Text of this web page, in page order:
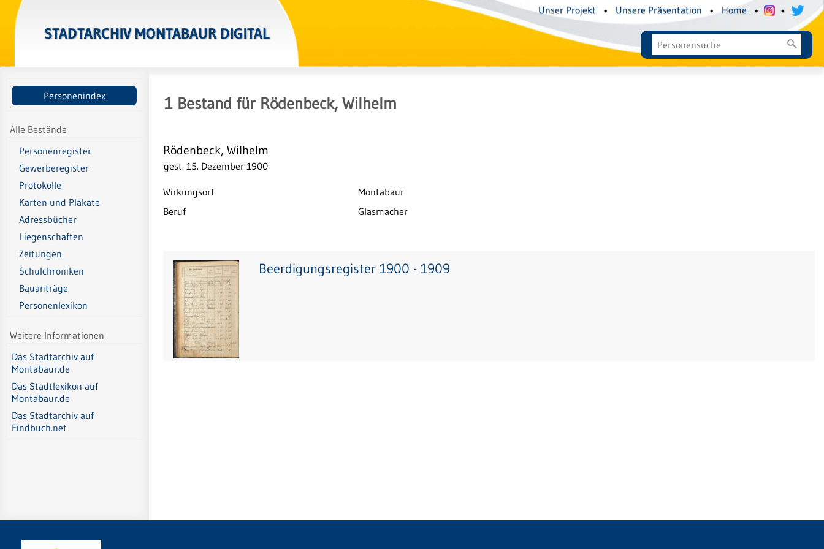
STADTARCHIV MONTABAUR DIGITAL
Unser Projekt • Unsere Präsentation • Home • •
Personenindex
Alle Bestände
Personenregister
Gewerberegister
Protokolle
Karten und Plakate
Adressbücher
Liegenschaften
Zeitungen
Schulchroniken
Bauanträge
Personenlexikon
Weitere Informationen
Das Stadtarchiv auf
Montabaur.de
Das Stadtlexikon auf
Montabaur.de
Das Stadtarchiv auf
Findbuch.net
1 Bestand für Rödenbeck, Wilhelm
Rödenbeck, Wilhelm
gest. 15. Dezember 1900
Wirkungsort
Montabaur
Beruf
Glasmacher
Beerdigungsregister 1900 - 1909